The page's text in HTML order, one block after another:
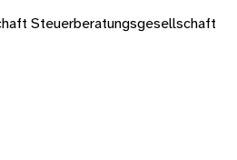
Steuerberatungsgesellschaft